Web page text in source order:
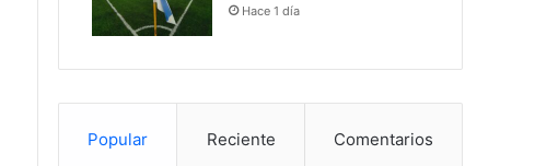
Hace 1 día
Popular Reciente Comentarios